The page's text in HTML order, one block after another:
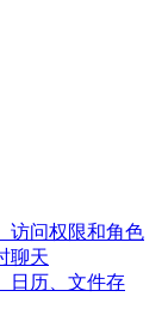
访问权限和角色
聊天
日历、文件存